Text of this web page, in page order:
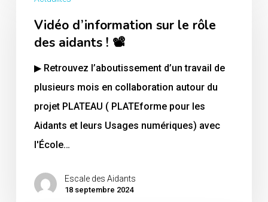
d’information
Vidéo d’information sur le rôle
des aidants ! 📽️
▶ Retrouvez l’aboutissement d’un travail de
plusieurs mois en collaboration autour du
projet PLATEAU ( PLATEforme pour les
Aidants et leurs Usages numériques) avec
l'École…
Escale des Aidants
18 septembre 2024